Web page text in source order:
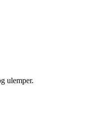
ulemper.